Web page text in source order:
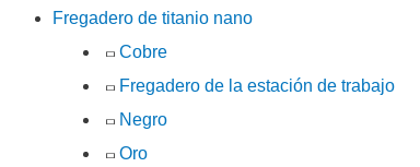
Fregadero de titanio nano
Cobre
Fregadero de la estación de trabajo
Negro
Oro